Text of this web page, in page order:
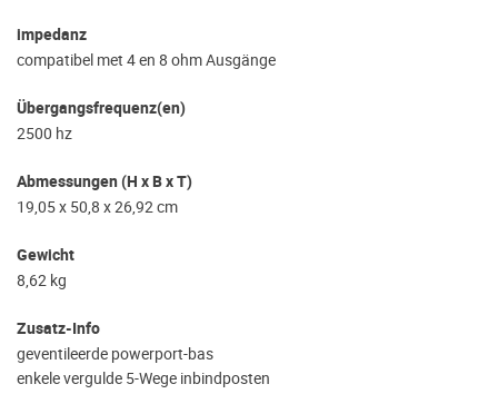
impedanz
compatibel met 4 en 8 ohm Ausgänge
Übergangsfrequenz(en)
2500 hz
Abmessungen (H x B x T)
19,05 x 50,8 x 26,92 cm
Gewicht
8,62 kg
Zusatz-Info
geventileerde powerport-bas
enkele vergulde 5-Wege inbindposten